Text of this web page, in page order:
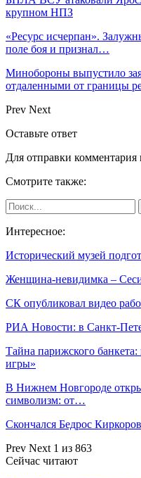
крупном НПЗ
«Ресурс исчерпан».
поле боя и признал…
Минобороны выпустило
отдаленными от границы
Prev Next
Оставьте ответ
Для отправки комментария
Смотрите также:
Интересное:
Исторический музей
Женщина-невидимка –
СК опубликовал видео
РИА Новости: в Санкт-
Тайна парижского
игры»
В Нижнем Новгороде
символизм: от…
Скончался Бедрос Киркоров
Prev Next 1 из 863
Сейчас читают